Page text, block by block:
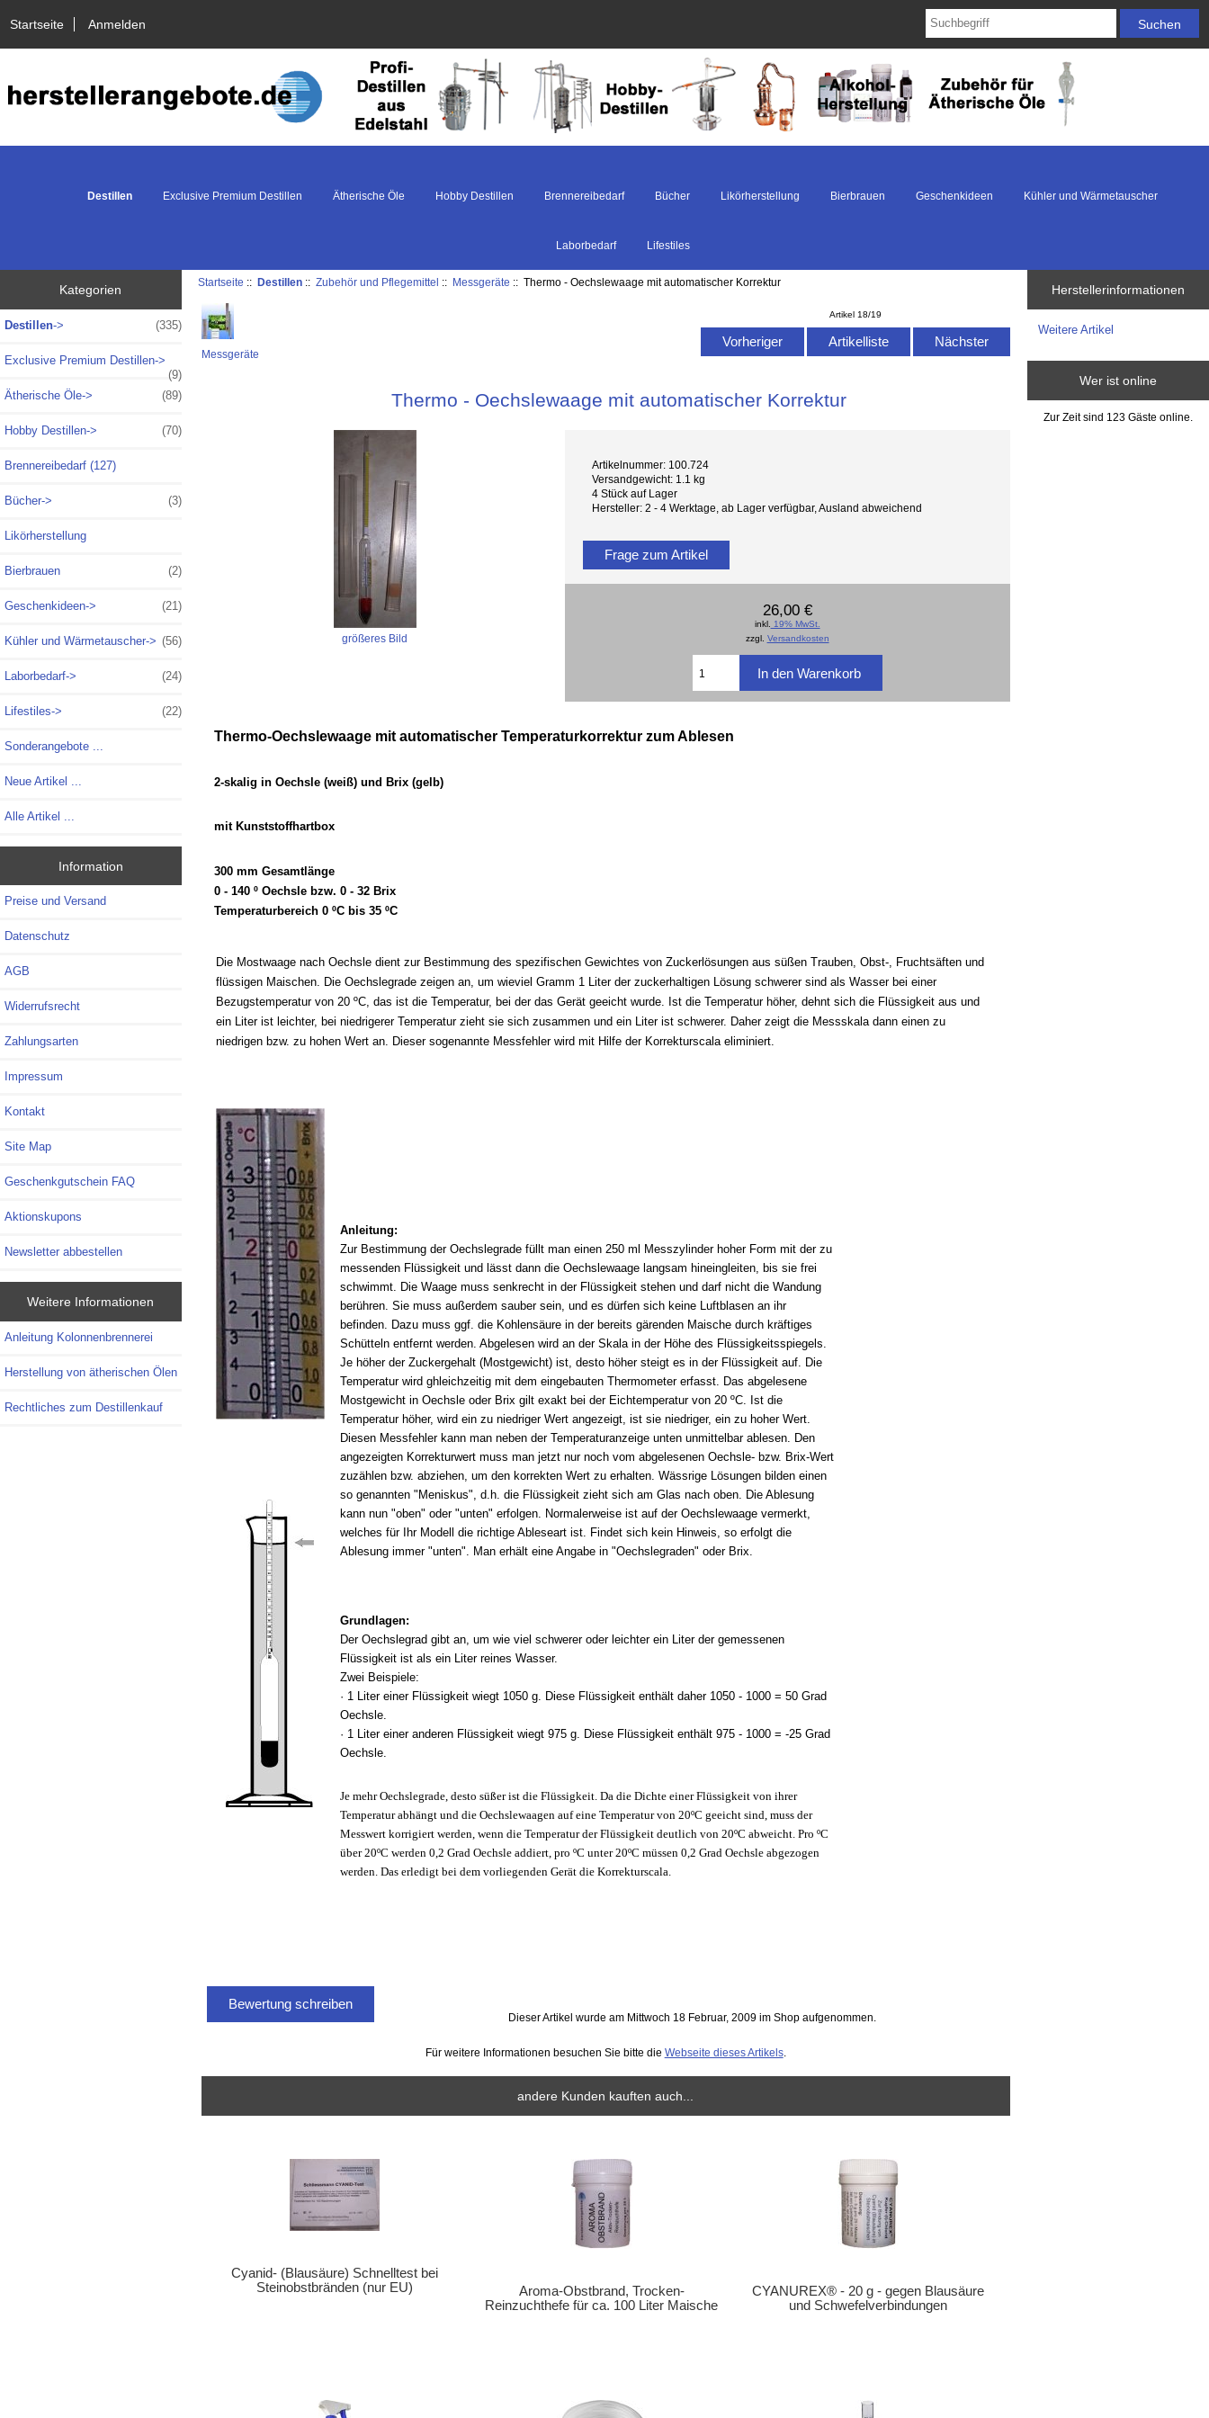
Startseite Anmelden
Destillen Exclusive Premium Destillen Ätherische Öle Hobby Destillen Brennereibedarf Bücher Likörherstellung Bierbrauen Geschenkideen Kühler und Wärmetauscher
Laborbedarf Lifestiles
Kategorien
Destillen-> (335)
Exclusive Premium Destillen->
(9)
Ätherische Öle->
(89)
Hobby Destillen-> (70)
Brennereibedarf (127)
Bücher-> (3)
Likörherstellung
Bierbrauen (2)
Geschenkideen-> (21)
Kühler und Wärmetauscher-> (56)
Laborbedarf-> (24)
Lifestiles-> (22)
Sonderangebote ...
Neue Artikel ...
Alle Artikel ...
Information
Preise und Versand
Datenschutz
AGB
Widerrufsrecht
Zahlungsarten
Impressum
Kontakt
Site Map
Geschenkgutschein FAQ
Aktionskupons
Newsletter abbestellen
Weitere Informationen
Anleitung Kolonnenbrennerei
Herstellung von ätherischen Ölen
Rechtliches zum Destillenkauf
Startseite ::Destillen ::Zubehör und Pflegemittel :: Messgeräte :: Thermo - Oechslewaage mit automatischer Korrektur
Messgeräte
Artikel 18/19
Vorheriger Artikelliste Nächster
Thermo - Oechslewaage mit automatischer Korrektur
größeres Bild
Artikelnummer: 100.724
Versandgewicht: 1.1 kg
4 Stück auf Lager
Hersteller: 2 - 4 Werktage, ab Lager verfügbar, Ausland abweichend
Frage zum Artikel
26,00 €
inkl. 19% MwSt.
zzgl. Versandkosten
Thermo-Oechslewaage mit automatischer Temperaturkorrektur zum Ablesen
2-skalig in Oechsle (weiß) und Brix (gelb)
mit Kunststoffhartbox
300 mm Gesamtlänge
0 - 140 º Oechsle bzw. 0 - 32 Brix
Temperaturbereich 0 ºC bis 35 ºC
Die Mostwaage nach Oechsle dient zur Bestimmung des spezifischen Gewichtes von Zuckerlösungen aus süßen Trauben, Obst-, Fruchtsäften und
flüssigen Maischen. Die Oechslegrade zeigen an, um wieviel Gramm 1 Liter der zuckerhaltigen Lösung schwerer sind als Wasser bei einer
Bezugstemperatur von 20 ºC, das ist die Temperatur, bei der das Gerät geeicht wurde. Ist die Temperatur höher, dehnt sich die Flüssigkeit aus und
ein Liter ist leichter, bei niedrigerer Temperatur zieht sie sich zusammen und ein Liter ist schwerer. Daher zeigt die Messskala dann einen zu
niedrigen bzw. zu hohen Wert an. Dieser sogenannte Messfehler wird mit Hilfe der Korrekturscala eliminiert.
Anleitung:
Zur Bestimmung der Oechslegrade füllt man einen 250 ml Messzylinder hoher Form mit der zu
messenden Flüssigkeit und lässt dann die Oechslewaage langsam hineingleiten, bis sie frei
schwimmt. Die Waage muss senkrecht in der Flüssigkeit stehen und darf nicht die Wandung
berühren. Sie muss außerdem sauber sein, und es dürfen sich keine Luftblasen an ihr
befinden. Dazu muss ggf. die Kohlensäure in der bereits gärenden Maische durch kräftiges
Schütteln entfernt werden. Abgelesen wird an der Skala in der Höhe des Flüssigkeitsspiegels.
Je höher der Zuckergehalt (Mostgewicht) ist, desto höher steigt es in der Flüssigkeit auf. Die
Temperatur wird ghleichzeitig mit dem eingebauten Thermometer erfasst. Das abgelesene
Mostgewicht in Oechsle oder Brix gilt exakt bei der Eichtemperatur von 20 ºC. Ist die
Temperatur höher, wird ein zu niedriger Wert angezeigt, ist sie niedriger, ein zu hoher Wert.
Diesen Messfehler kann man neben der Temperaturanzeige unten unmittelbar ablesen. Den
angezeigten Korrekturwert muss man jetzt nur noch vom abgelesenen Oechsle- bzw. Brix-Wert
zuzählen bzw. abziehen, um den korrekten Wert zu erhalten. Wässrige Lösungen bilden einen
so genannten "Meniskus", d.h. die Flüssigkeit zieht sich am Glas nach oben. Die Ablesung
kann nun "oben" oder "unten" erfolgen. Normalerweise ist auf der Oechslewaage vermerkt,
welches für Ihr Modell die richtige Ableseart ist. Findet sich kein Hinweis, so erfolgt die
Ablesung immer "unten". Man erhält eine Angabe in "Oechslegraden" oder Brix.
Grundlagen:
Der Oechslegrad gibt an, um wie viel schwerer oder leichter ein Liter der gemessenen
Flüssigkeit ist als ein Liter reines Wasser.
Zwei Beispiele:
· 1 Liter einer Flüssigkeit wiegt 1050 g. Diese Flüssigkeit enthält daher 1050 - 1000 = 50 Grad
Oechsle.
· 1 Liter einer anderen Flüssigkeit wiegt 975 g. Diese Flüssigkeit enthält 975 - 1000 = -25 Grad
Oechsle.
Je mehr Oechslegrade, desto süßer ist die Flüssigkeit. Da die Dichte einer Flüssigkeit von ihrer
Temperatur abhängt und die Oechslewaagen auf eine Temperatur von 20ºC geeicht sind, muss der
Messwert korrigiert werden, wenn die Temperatur der Flüssigkeit deutlich von 20ºC abweicht. Pro ºC
über 20ºC werden 0,2 Grad Oechsle addiert, pro ºC unter 20ºC müssen 0,2 Grad Oechsle abgezogen
werden. Das erledigt bei dem vorliegenden Gerät die Korrekturscala.
Bewertung schreiben
Dieser Artikel wurde am Mittwoch 18 Februar, 2009 im Shop aufgenommen.
Für weitere Informationen besuchen Sie bitte die Webseite dieses Artikels.
andere Kunden kauften auch...
Cyanid- (Blausäure) Schnelltest bei
Steinobstbränden (nur EU)
Aroma-Obstbrand, Trocken-
Reinzuchthefe für ca. 100 Liter Maische
CYANUREX® - 20 g - gegen Blausäure
und Schwefelverbindungen
Herstellerinformationen
Weitere Artikel
Wer ist online
Zur Zeit sind 123 Gäste online.